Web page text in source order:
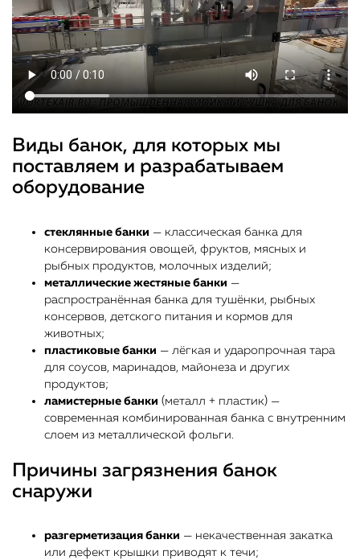
Виды банок, для которых мы
поставляем и разрабатываем
оборудование
стеклянные банки — классическая банка для
консервирования овощей, фруктов, мясных и
рыбных продуктов, молочных изделий;
металлические жестяные банки —
распространённая банка для тушёнки, рыбных
консервов, детского питания и кормов для
животных;
пластиковые банки — лёгкая и ударопрочная тара
для соусов, маринадов, майонеза и других
продуктов;
ламистерные банки (металл + пластик) —
современная комбинированная банка с внутренним
слоем из металлической фольги.
Причины загрязнения банок
снаружи
разгерметизация банки — некачественная закатка
или дефект крышки приводят к течи;